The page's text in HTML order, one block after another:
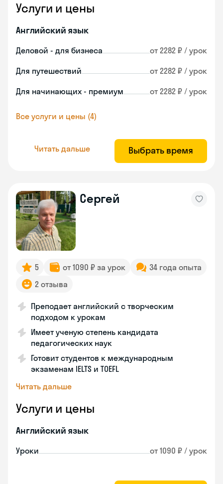
Услуги и цены
Английский язык
Деловой - для бизнеса от 2282 ₽ / урок
Для путешествий от 2282 ₽ / урок
Для начинающих - премиум от 2282 ₽ / урок
Все услуги и цены (4)
Читать дальше Выбрать время
Сергей
5 от 1090 ₽ за урок
34 года опыта
2 отзыва
Преподает английский с творческим
подходом к урокам
Имеет ученую степень кандидата
педагогических наук
Готовит студентов к международным
экзаменам IELTS и TOEFL
Читать дальше
Услуги и цены
Английский язык
Уроки от 1090 ₽ / урок